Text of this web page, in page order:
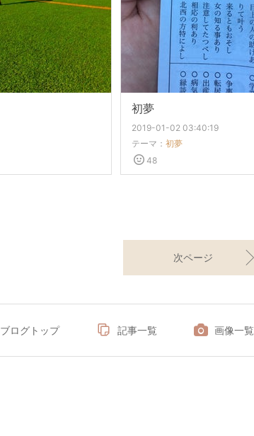
初夢
2019-01-02 03:40:19
テーマ： 初夢
48
次ページ
ブログトップ 記事一覧 画像一覧